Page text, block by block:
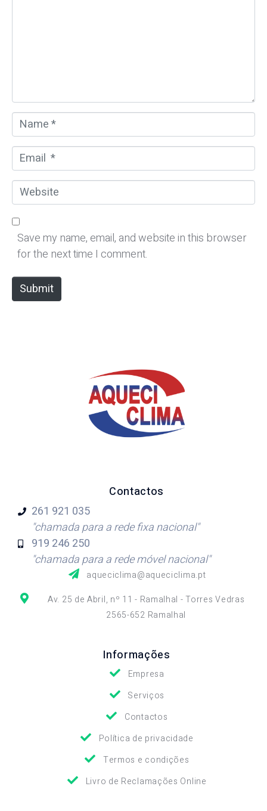
a
m
e
*
m
a
i
l
W
e
b
Save my name, email, and website in this browser
for the next time I comment.
Submit
Contactos
261 921 035
"chamada para a rede fixa nacional"
919 246 250
"chamada para a rede móvel nacional"
aqueciclima@aqueciclima.pt
Av. 25 de Abril, nº 11 - Ramalhal - Torres Vedras
2565-652 Ramalhal
Informações
Empresa
Serviços
Contactos
Política de privacidade
Termos e condições
Livro de Reclamações Online